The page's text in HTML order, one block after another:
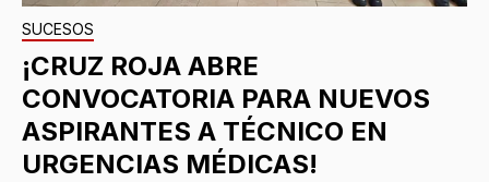
SUCESOS
¡CRUZ ROJA ABRE
CONVOCATORIA PARA NUEVOS
ASPIRANTES A TÉCNICO EN
URGENCIAS MÉDICAS!